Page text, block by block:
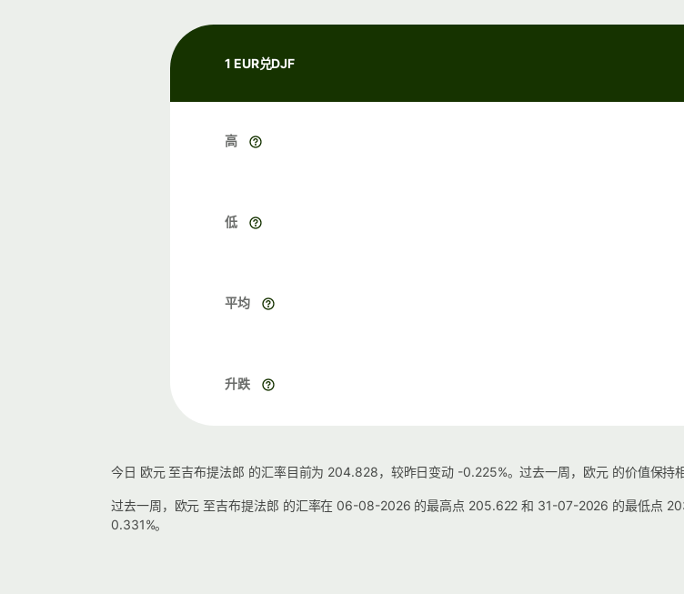
1 EUR兑DJF
高
低
平均
升跌
今日 欧元 至吉布提法郎 的汇率目前为 204.828，较昨日变动 -0.225%。过去一周，欧元 的价值保持
过去一周，欧元 至吉布提法郎 的汇率在 06-08-2026 的最高点 205.622 和 31-07-2026 的最低点
0.331%。